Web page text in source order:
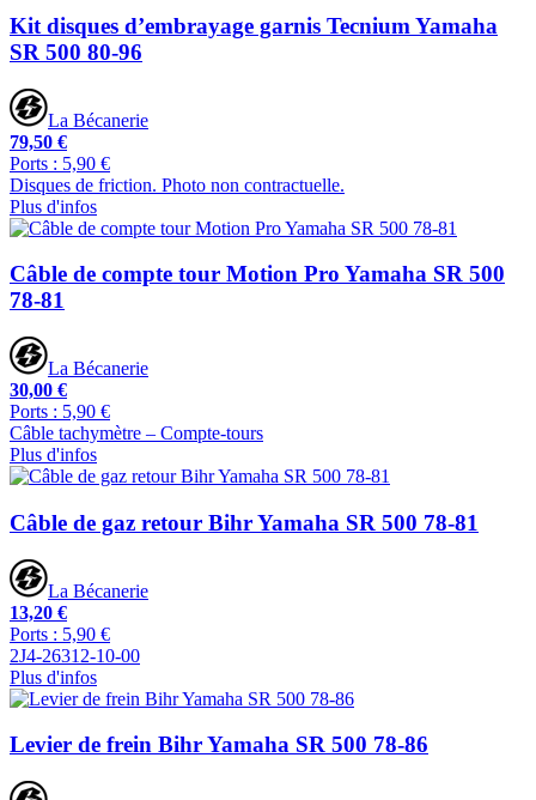
Kit disques d’embrayage garnis Tecnium Yamaha
SR 500 80-96
La Bécanerie
79,50 €
Ports : 5,90 €
Disques de friction. Photo non contractuelle.
Plus d'infos
Câble de compte tour Motion Pro Yamaha SR 500
78-81
La Bécanerie
30,00 €
Ports : 5,90 €
Câble tachymètre – Compte-tours
Plus d'infos
Câble de gaz retour Bihr Yamaha SR 500 78-81
La Bécanerie
13,20 €
Ports : 5,90 €
2J4-26312-10-00
Plus d'infos
Levier de frein Bihr Yamaha SR 500 78-86